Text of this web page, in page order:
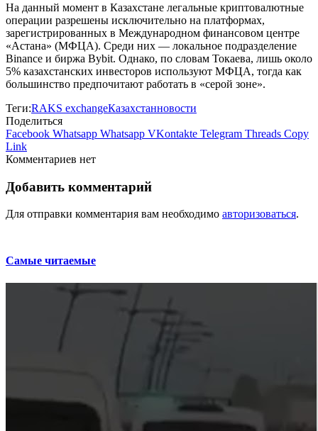
На данный момент в Казахстане легальные криптовалютные
операции разрешены исключительно на платформах,
зарегистрированных в Международном финансовом центре
«Астана» (МФЦА). Среди них — локальное подразделение
Binance и биржа Bybit. Однако, по словам Токаева, лишь около
5% казахстанских инвесторов используют МФЦА, тогда как
большинство предпочитают работать в «серой зоне».
Теги:RAKS exchangeКазахстанновости
Поделиться
Facebook Whatsapp Whatsapp VKontakte Telegram Threads Copy
Link
Комментариев нет
Добавить комментарий
Для отправки комментария вам необходимо авторизоваться.
Самые читаемые